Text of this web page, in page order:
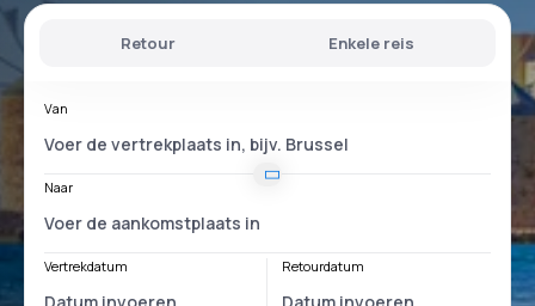
Retour Enkele reis
Van
Naar
Vertrekdatum Retourdatum